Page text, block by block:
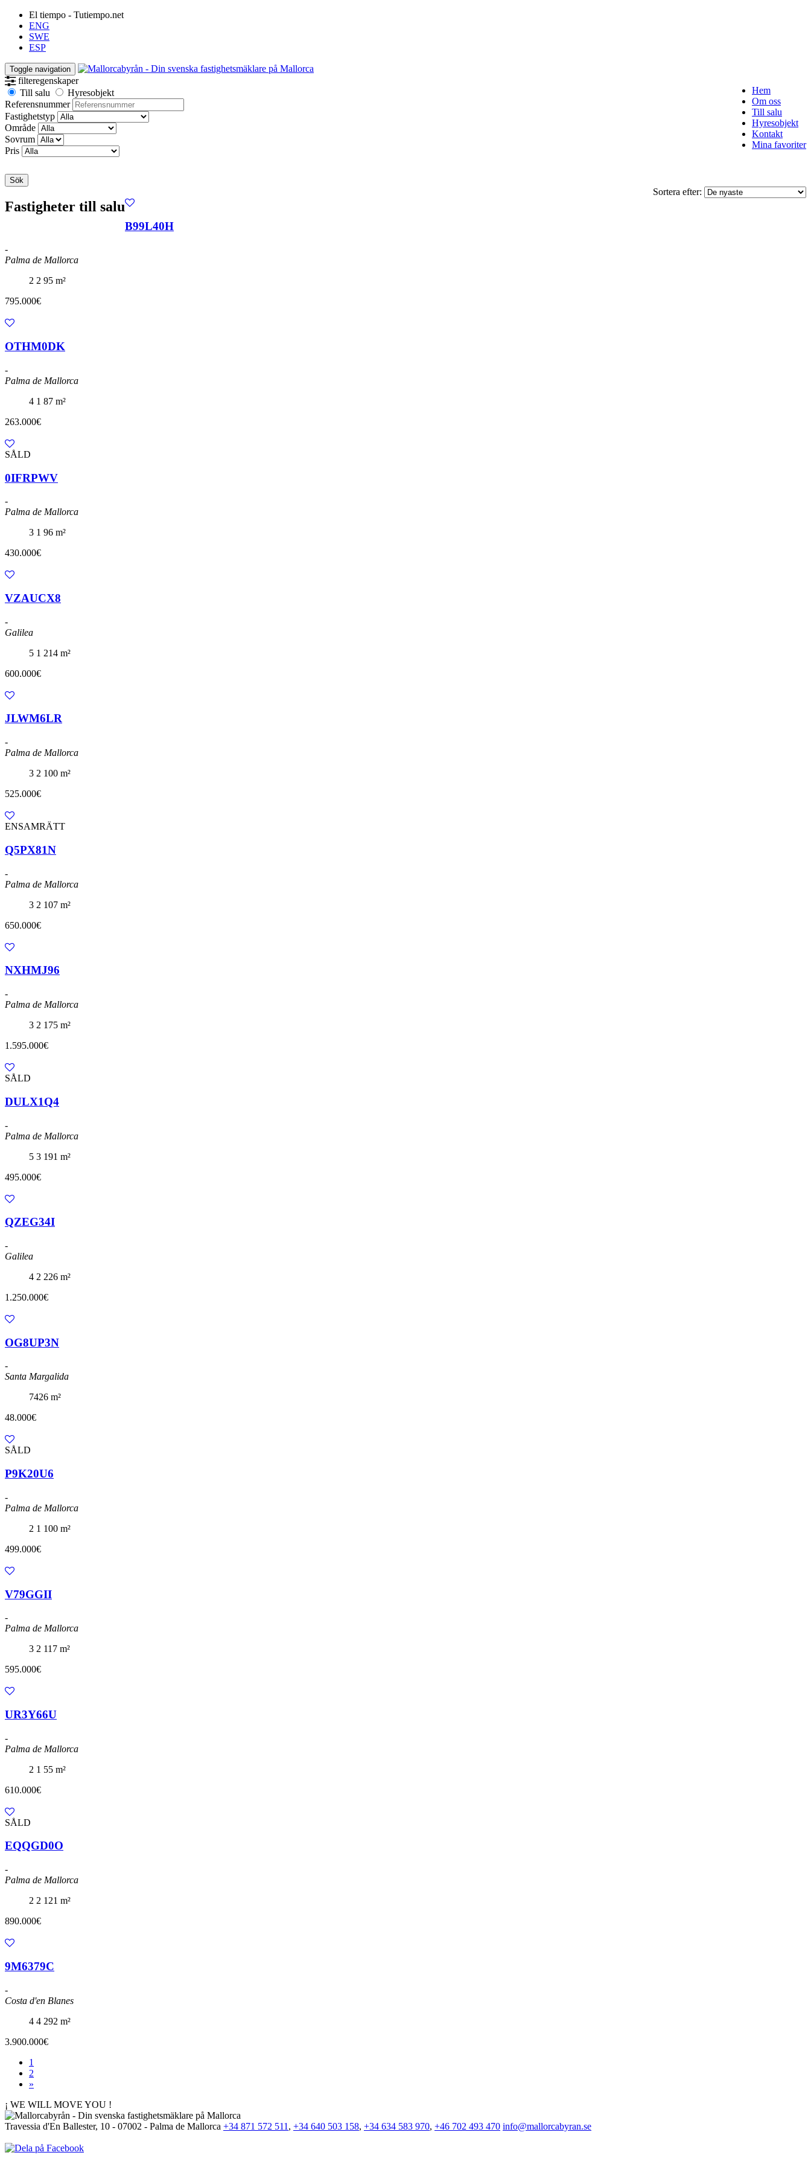
El tiempo - Tutiempo.net
ENG
SWE
ESP
Toggle navigation
Hem
Om oss
Till salu
Hyresobjekt
Kontakt
Mina favoriter
filteregenskaper
Till salu
Hyresobjekt
Referensnummer
Fastighetstyp
Område
Sovrum
Pris
Sök
Fastigheter till salu
Sortera efter:
B99L40H
-
Palma de Mallorca
2 2 95 m²
795.000€
OTHM0DK
-
Palma de Mallorca
4 1 87 m²
263.000€
SÅLD
0IFRPWV
-
Palma de Mallorca
3 1 96 m²
430.000€
VZAUCX8
-
Galilea
5 1 214 m²
600.000€
JLWM6LR
-
Palma de Mallorca
3 2 100 m²
525.000€
ENSAMRÄTT
Q5PX81N
-
Palma de Mallorca
3 2 107 m²
650.000€
NXHMJ96
-
Palma de Mallorca
3 2 175 m²
1.595.000€
SÅLD
DULX1Q4
-
Palma de Mallorca
5 3 191 m²
495.000€
QZEG34I
-
Galilea
4 2 226 m²
1.250.000€
OG8UP3N
-
Santa Margalida
7426 m²
48.000€
SÅLD
P9K20U6
-
Palma de Mallorca
2 1 100 m²
499.000€
V79GGII
-
Palma de Mallorca
3 2 117 m²
595.000€
UR3Y66U
-
Palma de Mallorca
2 1 55 m²
610.000€
SÅLD
EQQGD0O
-
Palma de Mallorca
2 2 121 m²
890.000€
9M6379C
-
Costa d'en Blanes
4 4 292 m²
3.900.000€
1
2
»
¡ WE WILL MOVE YOU !
Travessia d'En Ballester, 10 - 07002 - Palma de Mallorca +34 871 572 511 , +34 640 503 158, +34 634 583 970, +46 702 493 470 info@mallorcabyran.se